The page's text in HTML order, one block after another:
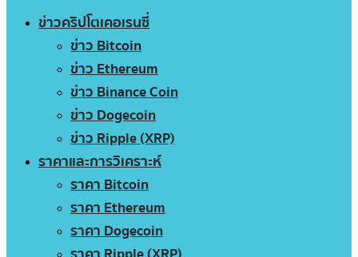
ข่าวคริปโตเคอเรนซี่
ข่าว Bitcoin
ข่าว Ethereum
ข่าว Binance Coin
ข่าว Dogecoin
ข่าว Ripple (XRP)
ราคาและการวิเคราะห์
ราคา Bitcoin
ราคา Ethereum
ราคา Dogecoin